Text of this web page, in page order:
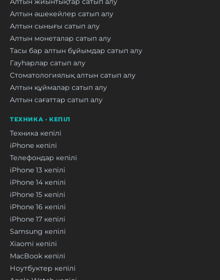
Алтын әшекейлер сатып алу
Алтын сынығы сатып алу
Алтын монеталар сатып алу
Тасы бар алтын бұйымдар сатып алу
Гауһарлар сатып алу
Стоматологиялық алтын сатып алу
Алтын құймалар сатып алу
Алтын сағаттар сатып алу
ТЕХНИКА · КЕПІЛ
Техника кепілі
iPhone кепілі
Телефондар кепілі
iPhone 13 кепілі
iPhone 14 кепілі
iPhone 15 кепілі
iPhone 16 кепілі
iPhone 17 кепілі
Samsung кепілі
Xiaomi кепілі
MacBook кепілі
Ноутбуктер кепілі